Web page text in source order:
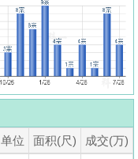
单位 面积(尺)
成交(万)